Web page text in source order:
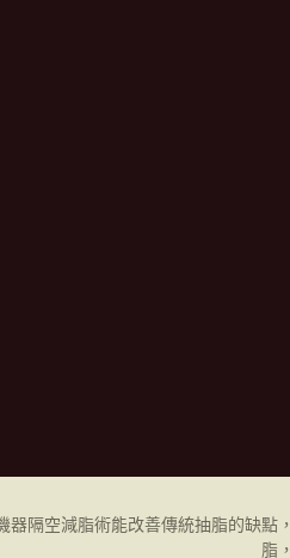
器隔空減脂術能改善傳統抽脂的缺點
脂